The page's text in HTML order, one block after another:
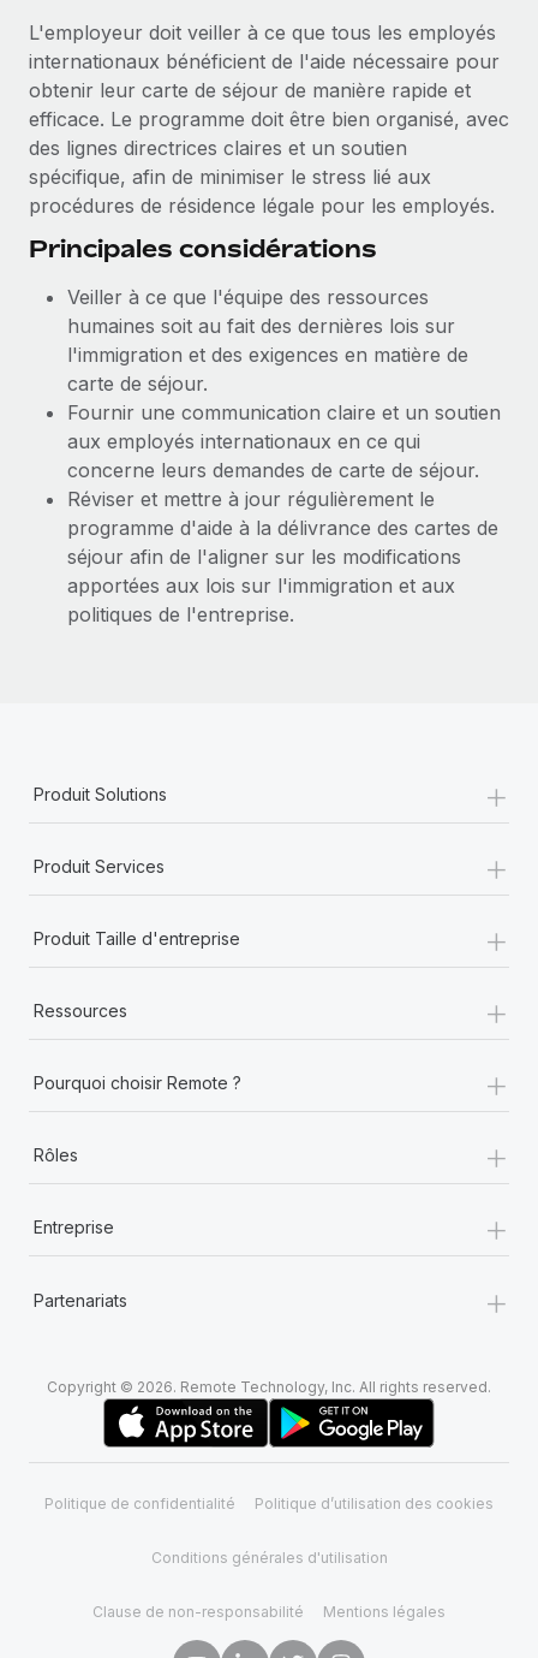
En savoir plus
L'employeur doit veiller à ce que tous les employés
internationaux bénéficient de l'aide nécessaire pour
obtenir leur carte de séjour de manière rapide et
efficace. Le programme doit être bien organisé, avec
des lignes directrices claires et un soutien
spécifique, afin de minimiser le stress lié aux
procédures de résidence légale pour les employés.
Principales considérations
Veiller à ce que l'équipe des ressources
humaines soit au fait des dernières lois sur
l'immigration et des exigences en matière de
carte de séjour.
Fournir une communication claire et un soutien
aux employés internationaux en ce qui
concerne leurs demandes de carte de séjour.
Réviser et mettre à jour régulièrement le
programme d'aide à la délivrance des cartes de
séjour afin de l'aligner sur les modifications
apportées aux lois sur l'immigration et aux
politiques de l'entreprise.
Produit Solutions +
Produit Services +
Produit Taille d'entreprise +
Ressources +
Pourquoi choisir Remote ? +
Rôles +
Entreprise +
Partenariats +
Copyright © 2026. Remote Technology, Inc. All rights reserved.
Politique de confidentialité Politique d’utilisation des cookies
Conditions générales d'utilisation
Clause de non-responsabilité Mentions légales